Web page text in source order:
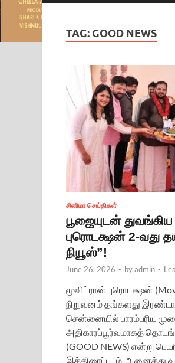
TAG: GOOD NEWS
சினிமா செய்திகள்
பூஜையுடன் துவங்கிய
புரொடக்ஷன் 2-வது
நியூஸ்”!
June 26, 2026 - byadmin -
மூவிட்ரான் புரொடக்ஷன்
நிறுவனம் தங்களது
சென்னையில் பாரம்பரிய
அதிகாரப்பூர்வமாகத்
(GOOD NEWS) என்று
இத்திரைப்படம், அனைத்து